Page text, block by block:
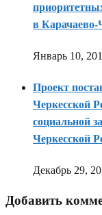
в Карачаево-
Январь 10,
Проект
Черкесской
социальной
Черкесской
Декабрь 29,
Добавить